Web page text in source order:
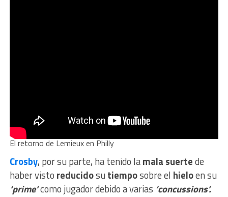
El retorno de Lemieux en Philly
Crosby, por su parte, ha tenido lamala suertede
haber visto reducidosu tiemposobre el hieloen su
‘prime’como jugador debido a varias ‘concussions’.